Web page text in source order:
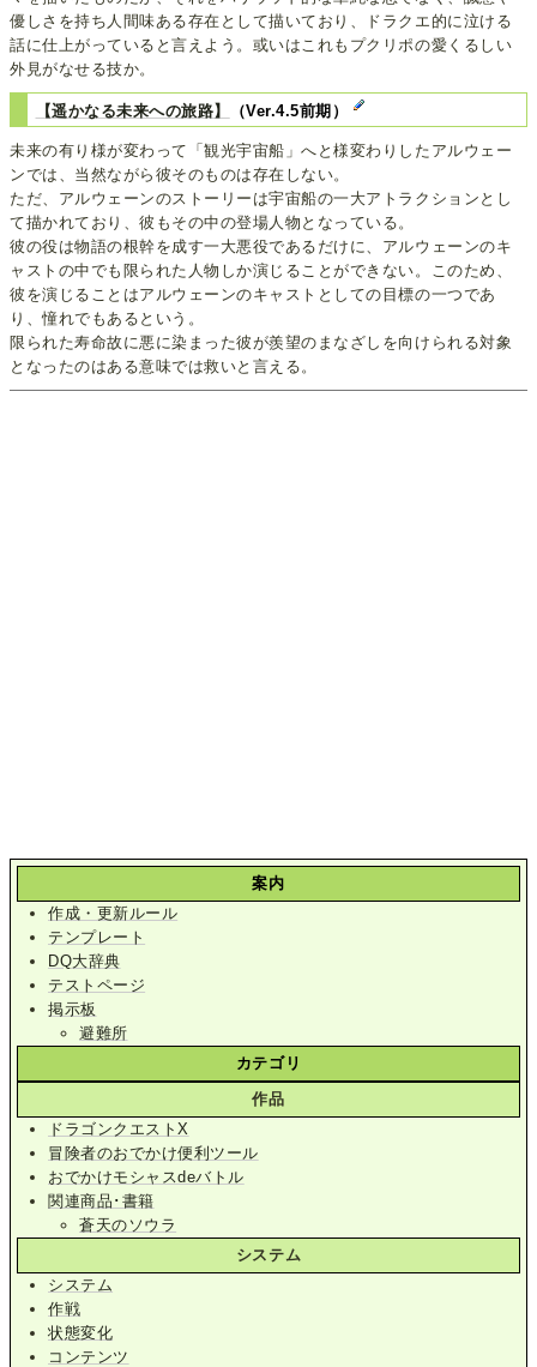
優しさを持ち人間味ある存在として描いており、ドラクエ的に泣ける
話に仕上がっていると言えよう。或いはこれもプクリポの愛くるしい
外見がなせる技か。
【遥かなる未来への旅路】 （Ver.4.5前期）
未来の有り様が変わって「観光宇宙船」へと様変わりしたアルウェー
ンでは、当然ながら彼そのものは存在しない。
ただ、アルウェーンのストーリーは宇宙船の一大アトラクションとし
て描かれており、彼もその中の登場人物となっている。
彼の役は物語の根幹を成す一大悪役であるだけに、アルウェーンのキ
ャストの中でも限られた人物しか演じることができない。このため、
彼を演じることはアルウェーンのキャストとしての目標の一つであ
り、憧れでもあるという。
限られた寿命故に悪に染まった彼が羨望のまなざしを向けられる対象
となったのはある意味では救いと言える。
案内
作成・更新ルール
テンプレート
DQ大辞典
テストページ
掲示板
避難所
カテゴリ
作品
ドラゴンクエストX
冒険者のおでかけ便利ツール
おでかけモシャスdeバトル
関連商品･書籍
蒼天のソウラ
システム
システム
作戦
状態変化
コンテンツ